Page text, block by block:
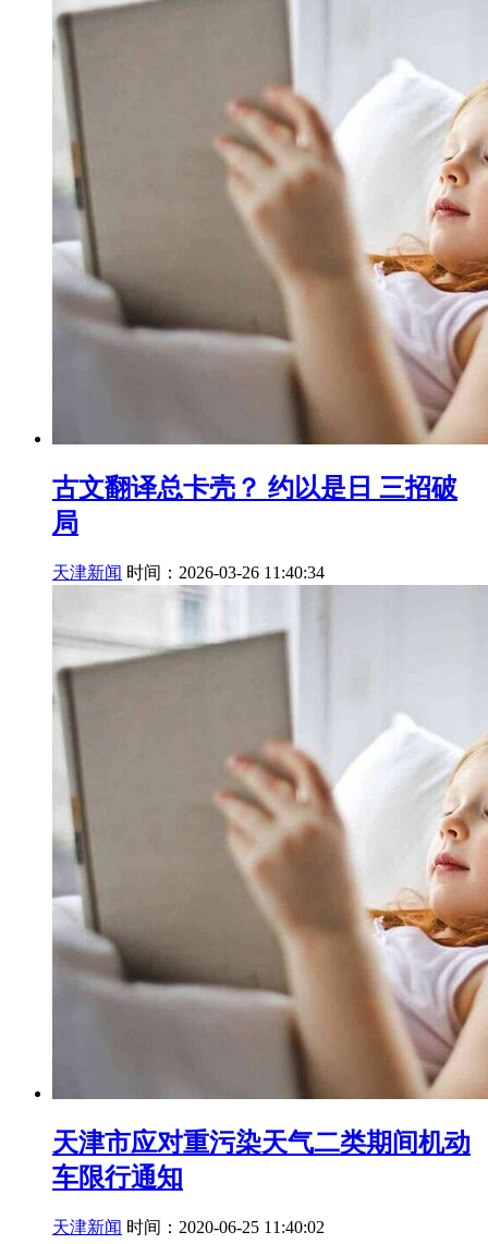
古文翻译总卡壳？ 约以是日 三招破
局
天津新闻 时间：2026-03-26 11:40:34
天津市应对重污染天气二类期间机动
车限行通知
天津新闻 时间：2020-06-25 11:40:02